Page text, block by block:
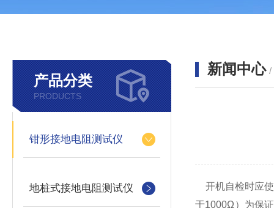
产品分类
PRODUCTS
钳形接地电阻测试仪
地桩式接地电阻测试仪
新闻中心 /
开机自检时应使
于1000Ω）为保